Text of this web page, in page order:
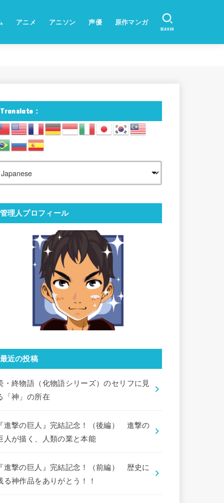
アニメ アニソン 声優 原作マンガ
SEARCH
Translate：
管理人プロフィール
最近の投稿
・終物語（化物語シリーズ）のセリフに見
「神」の所在
進撃の巨人』完結記念！（後編） 進撃の
人が描く、人類の業と本能
進撃の巨人』完結記念！（前編） 歴史に
る神作品をありがとう！！